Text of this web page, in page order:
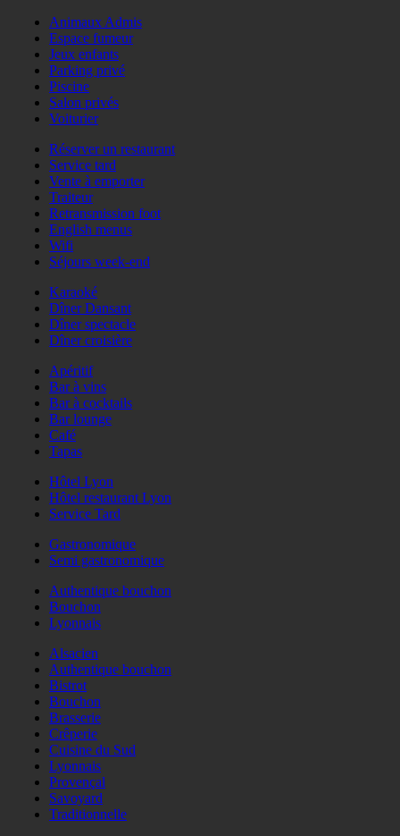
Animaux Admis
Espace fumeur
Jeux enfants
Parking privé
Piscine
Salon privés
Voiturier
Réserver un restaurant
Service tard
Vente à emporter
Traiteur
Retransmission foot
English menus
Wifi
Séjours week-end
Karaoké
Dîner Dansant
Dîner spectacle
Dîner croisière
Apéritif
Bar à vins
Bar à cocktails
Bar lounge
Café
Tapas
Hôtel Lyon
Hôtel restaurant Lyon
Service Tard
Gastronomique
Semi gastronomique
Authentique bouchon
Bouchon
Lyonnais
Alsacien
Authentique bouchon
Bistrot
Bouchon
Brasserie
Crêperie
Cuisine du Sud
Lyonnais
Provençal
Savoyard
Traditionnelle